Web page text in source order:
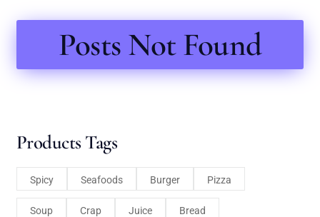
Posts Not Found
Products Tags
Spicy Seafoods Burger Pizza
Soup Crap Juice Bread